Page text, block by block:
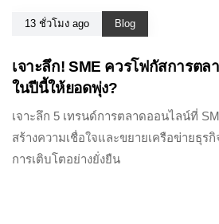
13 ชั่วโมง ago Blog
เจาะลึก! SME ควรโฟกัสการต
ในปีนี้ให้ยอดพุ่ง?
เจาะลึก 5 เทรนด์การตลาดออนไลน์ที่
สร้างความเชื่อใจและขยายเครือข่ายธุร
การเติบโตอย่างยั่งยืน